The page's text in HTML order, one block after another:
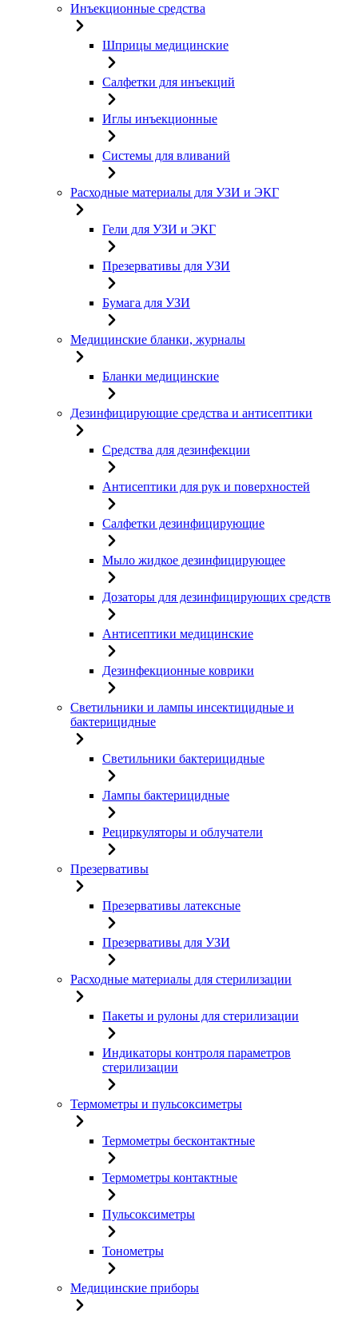
Инъекционные средства
Шприцы медицинские
Салфетки для инъекций
Иглы инъекционные
Системы для вливаний
Расходные материалы для УЗИ и ЭКГ
Гели для УЗИ и ЭКГ
Презервативы для УЗИ
Бумага для УЗИ
Медицинские бланки, журналы
Бланки медицинские
Дезинфицирующие средства и антисептики
Средства для дезинфекции
Антисептики для рук и поверхностей
Салфетки дезинфицирующие
Мыло жидкое дезинфицирующее
Дозаторы для дезинфицирующих средств
Антисептики медицинские
Дезинфекционные коврики
Светильники и лампы инсектицидные и
бактерицидные
Светильники бактерицидные
Лампы бактерицидные
Рециркуляторы и облучатели
Презервативы
Презервативы латексные
Презервативы для УЗИ
Расходные материалы для стерилизации
Пакеты и рулоны для стерилизации
Индикаторы контроля параметров
стерилизации
Термометры и пульсоксиметры
Термометры бесконтактные
Термометры контактные
Пульсоксиметры
Тонометры
Медицинские приборы